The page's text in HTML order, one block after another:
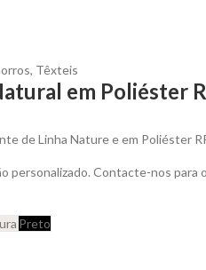
, Têxteis
em Poliéster
de Linha Nature e em Poliéster
personalizado. Contacte-nos
Preto